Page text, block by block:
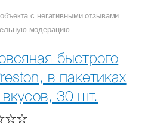
с негативными отзывами.
модерацию.
быстрого
в пакетиках
30 шт.